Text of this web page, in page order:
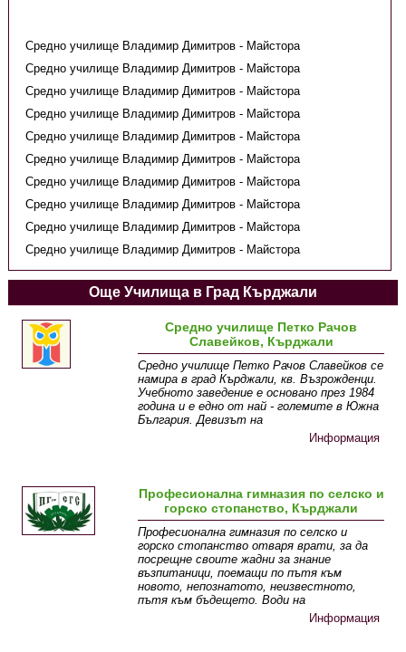
Средно училище Владимир Димитров - Майстора
Средно училище Владимир Димитров - Майстора
Средно училище Владимир Димитров - Майстора
Средно училище Владимир Димитров - Майстора
Средно училище Владимир Димитров - Майстора
Средно училище Владимир Димитров - Майстора
Средно училище Владимир Димитров - Майстора
Средно училище Владимир Димитров - Майстора
Средно училище Владимир Димитров - Майстора
Средно училище Владимир Димитров - Майстора
Още Училища в Град Кърджали
Средно училище Петко Рачов
Славейков, Кърджали
Средно училище Петко Рачов Славейков се
намира в град Кърджали, кв. Възрожденци.
Учебното заведение е основано през 1984
година и е едно от най - големите в Южна
България. Девизът на
Информация
Професионална гимназия по селско и
горско стопанство, Кърджали
Професионална гимназия по селско и
горско стопанство отваря врати, за да
посрещне своите жадни за знание
възпитаници, поемащи по пътя към
новото, непознатото, неизвестното,
пътя към бъдещето. Води на
Информация